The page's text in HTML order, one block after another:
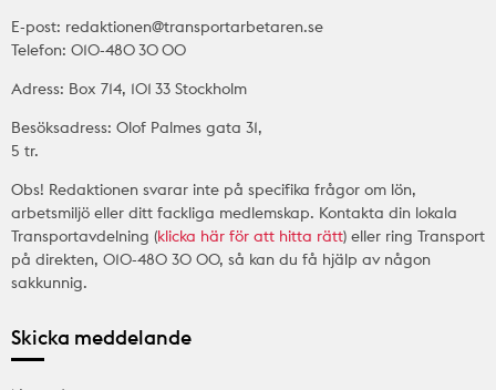
E-post: redaktionen@transportarbetaren.se
Telefon: 010-480 30 00
Adress: Box 714, 101 33 Stockholm
Besöksadress: Olof Palmes gata 31,
5 tr.
Obs! Redaktionen svarar inte på specifika frågor om lön,
arbetsmiljö eller ditt fackliga medlemskap. Kontakta din lokala
Transportavdelning (klicka här för att hitta rätt) eller ring Transport
på direkten, 010-480 30 00, så kan du få hjälp av någon
sakkunnig.
Skicka meddelande